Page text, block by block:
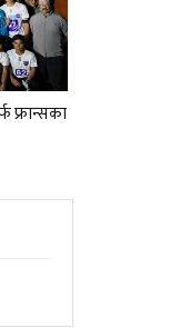
फ्रान्सका